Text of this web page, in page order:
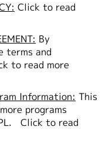
Click to read
By
terms and
to read more
Information: This
programs
Click to read